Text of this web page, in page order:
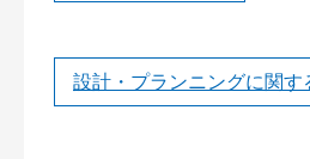
設計・プランニングに関す